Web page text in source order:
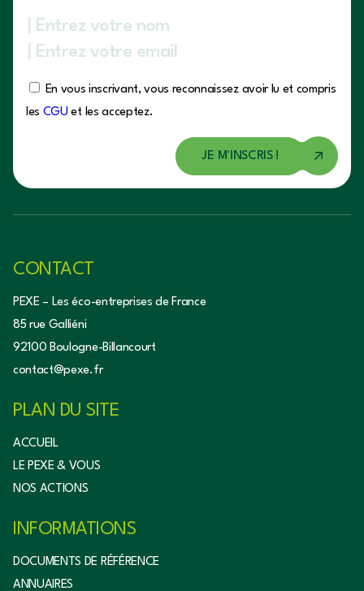
En vous inscrivant, vous reconnaissez avoir lu et compris
les CGU et les acceptez.
CONTACT
PEXE – Les éco-entreprises de France
85 rue Galliéni
92100 Boulogne-Billancourt
contact@pexe.fr
PLAN DU SITE
ACCUEIL
LE PEXE & VOUS
NOS ACTIONS
INFORMATIONS
DOCUMENTS DE RÉFÉRENCE
ANNUAIRES